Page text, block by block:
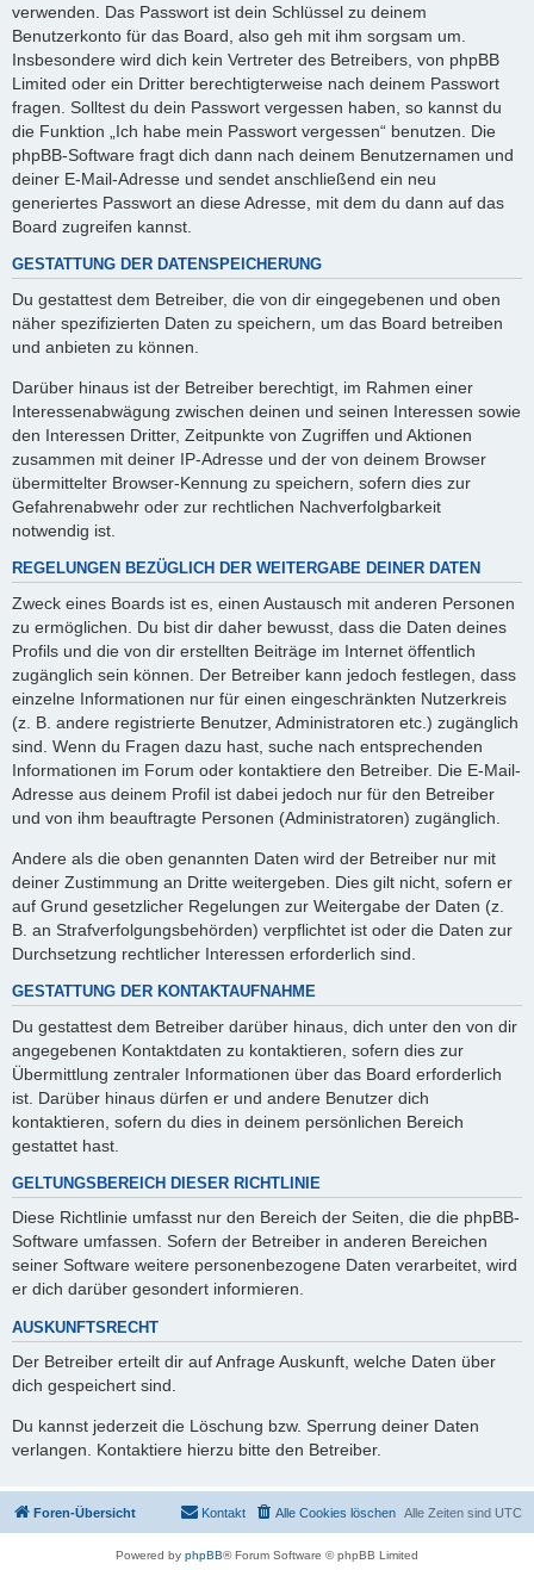
verwenden. Das Passwort ist dein Schlüssel zu deinem
Benutzerkonto für das Board, also geh mit ihm sorgsam um.
Insbesondere wird dich kein Vertreter des Betreibers, von phpBB
Limited oder ein Dritter berechtigterweise nach deinem Passwort
fragen. Solltest du dein Passwort vergessen haben, so kannst du
die Funktion „Ich habe mein Passwort vergessen“ benutzen. Die
phpBB-Software fragt dich dann nach deinem Benutzernamen und
deiner E-Mail-Adresse und sendet anschließend ein neu
generiertes Passwort an diese Adresse, mit dem du dann auf das
Board zugreifen kannst.
GESTATTUNG DER DATENSPEICHERUNG
Du gestattest dem Betreiber, die von dir eingegebenen und oben
näher spezifizierten Daten zu speichern, um das Board betreiben
und anbieten zu können.
Darüber hinaus ist der Betreiber berechtigt, im Rahmen einer
Interessenabwägung zwischen deinen und seinen Interessen sowie
den Interessen Dritter, Zeitpunkte von Zugriffen und Aktionen
zusammen mit deiner IP-Adresse und der von deinem Browser
übermittelter Browser-Kennung zu speichern, sofern dies zur
Gefahrenabwehr oder zur rechtlichen Nachverfolgbarkeit
notwendig ist.
REGELUNGEN BEZÜGLICH DER WEITERGABE DEINER DATEN
Zweck eines Boards ist es, einen Austausch mit anderen Personen
zu ermöglichen. Du bist dir daher bewusst, dass die Daten deines
Profils und die von dir erstellten Beiträge im Internet öffentlich
zugänglich sein können. Der Betreiber kann jedoch festlegen, dass
einzelne Informationen nur für einen eingeschränkten Nutzerkreis
(z. B. andere registrierte Benutzer, Administratoren etc.) zugänglich
sind. Wenn du Fragen dazu hast, suche nach entsprechenden
Informationen im Forum oder kontaktiere den Betreiber. Die E-Mail-
Adresse aus deinem Profil ist dabei jedoch nur für den Betreiber
und von ihm beauftragte Personen (Administratoren) zugänglich.
Andere als die oben genannten Daten wird der Betreiber nur mit
deiner Zustimmung an Dritte weitergeben. Dies gilt nicht, sofern er
auf Grund gesetzlicher Regelungen zur Weitergabe der Daten (z.
B. an Strafverfolgungsbehörden) verpflichtet ist oder die Daten zur
Durchsetzung rechtlicher Interessen erforderlich sind.
GESTATTUNG DER KONTAKTAUFNAHME
Du gestattest dem Betreiber darüber hinaus, dich unter den von dir
angegebenen Kontaktdaten zu kontaktieren, sofern dies zur
Übermittlung zentraler Informationen über das Board erforderlich
ist. Darüber hinaus dürfen er und andere Benutzer dich
kontaktieren, sofern du dies in deinem persönlichen Bereich
gestattet hast.
GELTUNGSBEREICH DIESER RICHTLINIE
Diese Richtlinie umfasst nur den Bereich der Seiten, die die phpBB-
Software umfassen. Sofern der Betreiber in anderen Bereichen
seiner Software weitere personenbezogene Daten verarbeitet, wird
er dich darüber gesondert informieren.
AUSKUNFTSRECHT
Der Betreiber erteilt dir auf Anfrage Auskunft, welche Daten über
dich gespeichert sind.
Du kannst jederzeit die Löschung bzw. Sperrung deiner Daten
verlangen. Kontaktiere hierzu bitte den Betreiber.
Foren-Übersicht Alle Zeiten sind UTC
Alle Cookies löschen
Kontakt
Powered by phpBB® Forum Software © phpBB Limited